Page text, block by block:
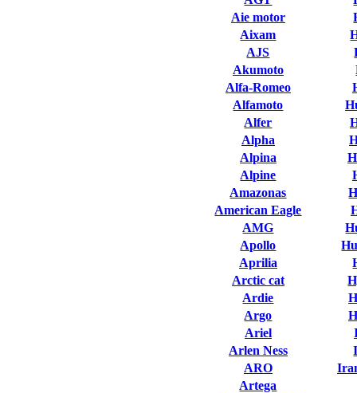
Aie motor
Aixam
AJS
Akumoto
Alfa-Romeo
Alfamoto
Alfer
Alpha
Alpina
Alpine
Amazonas
American Eagle
AMG
Apollo
Aprilia
Arctic cat
Ardie
Argo
Ariel
Arlen Ness
ARO
Artega